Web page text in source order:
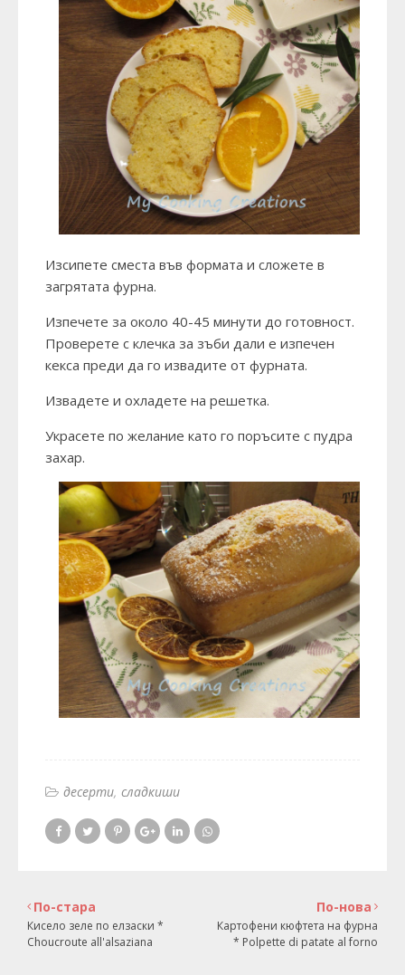
Изсипете сместа във формата и сложете в
загрятата фурна.
Изпечете за около 40-45 минути до готовност.
Проверете с клечка за зъби дали е изпечен
кекса преди да го извадите от фурната.
Извадете и охладете на решетка.
Украсете по желание като го поръсите с пудра
захар.
десерти сладкиши
По-нова
Картофени кюфтета на фурна
* Polpette di patate al forno
По-стара
Кисело зеле по елзаски *
Choucroute all'alsaziana